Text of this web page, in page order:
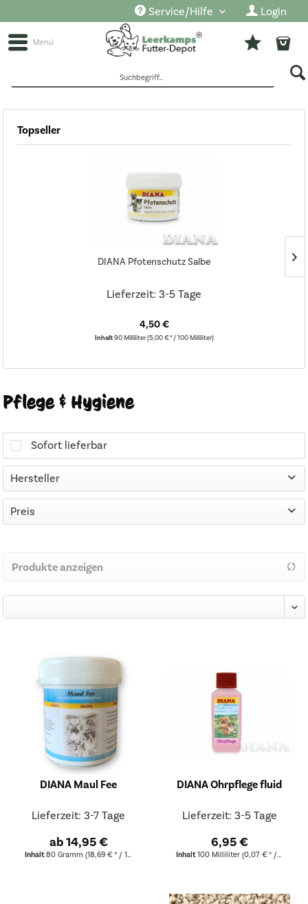
Service/Hilfe Login
Menü
Topseller
DIANA Pfotenschutz Salbe
Lieferzeit: 3-5 Tage
4,50 €
Inhalt90 Milliliter(5,00 € * / 100 Milliliter)
Pflege & Hygiene
Sofort lieferbar
Hersteller
DIANA
Preis
Produkte anzeigen
DIANA Maul Fee
Lieferzeit: 3-7 Tage
ab 14,95 €
Inhalt80 Gramm(18,69 € * / 100 Gramm)
DIANA Ohrpflege fluid
Lieferzeit: 3-5 Tage
6,95 €
Inhalt100 Milliliter (0,07 € * / 1 Milliliter)